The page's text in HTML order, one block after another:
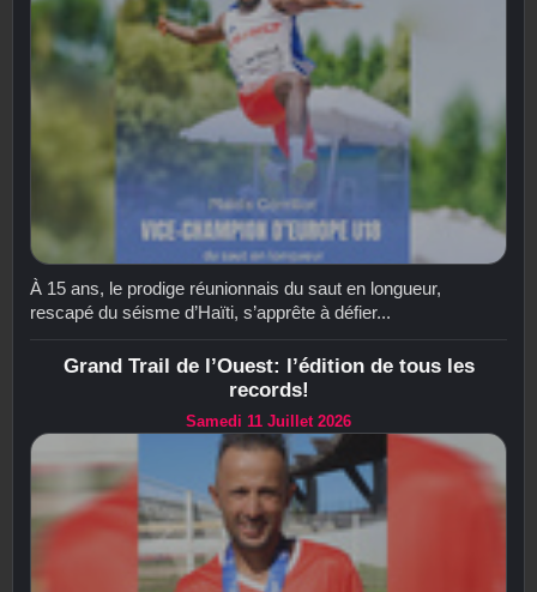
À 15 ans, le prodige réunionnais du saut en longueur,
rescapé du séisme d’Haïti, s’apprête à défier...
Grand Trail de l’Ouest: l’édition de tous les
records!
Samedi 11 Juillet 2026